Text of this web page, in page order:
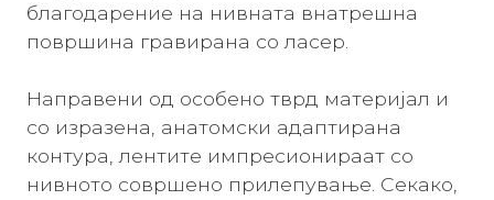
благодарение на нивната внатрешна
површина гравирана со ласер.
Направени од особено тврд материјал и
со изразена, анатомски адаптирана
контура, лентите импресионираат со
нивното совршено прилепување. Секако,